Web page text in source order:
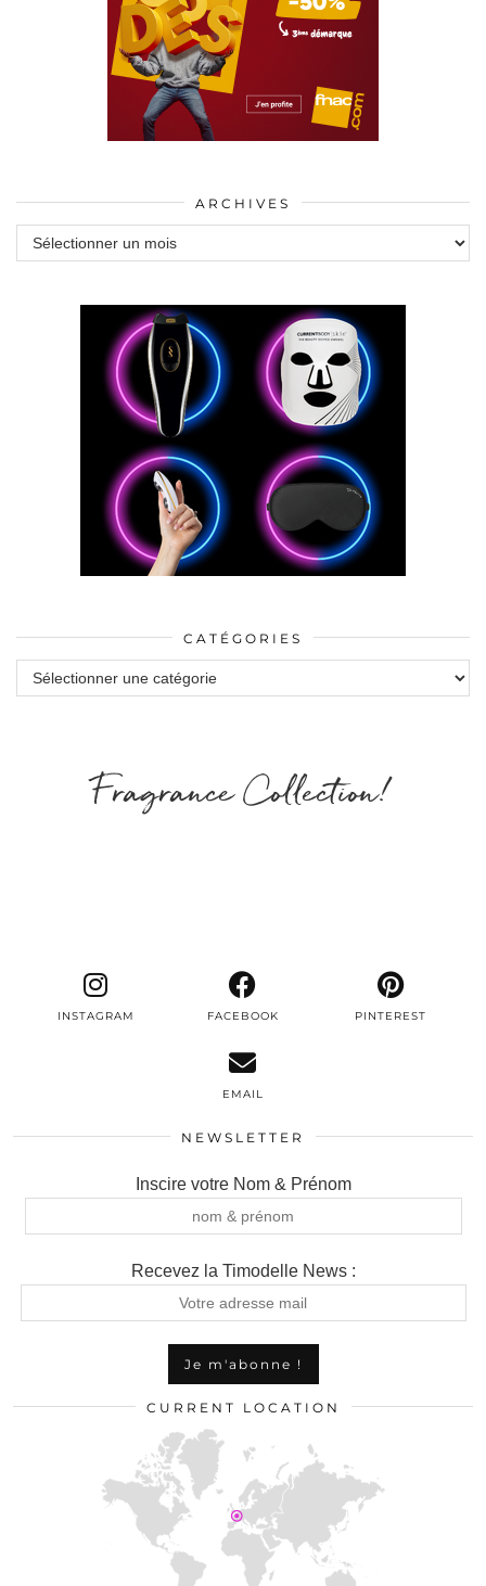
ARCHIVES
Archives
CATÉGORIES
Catégories
Fragrance Collection!
INSTAGRAM FACEBOOK PINTEREST
EMAIL
NEWSLETTER
Inscire votre Nom & Prénom
Recevez la Timodelle News :
CURRENT LOCATION